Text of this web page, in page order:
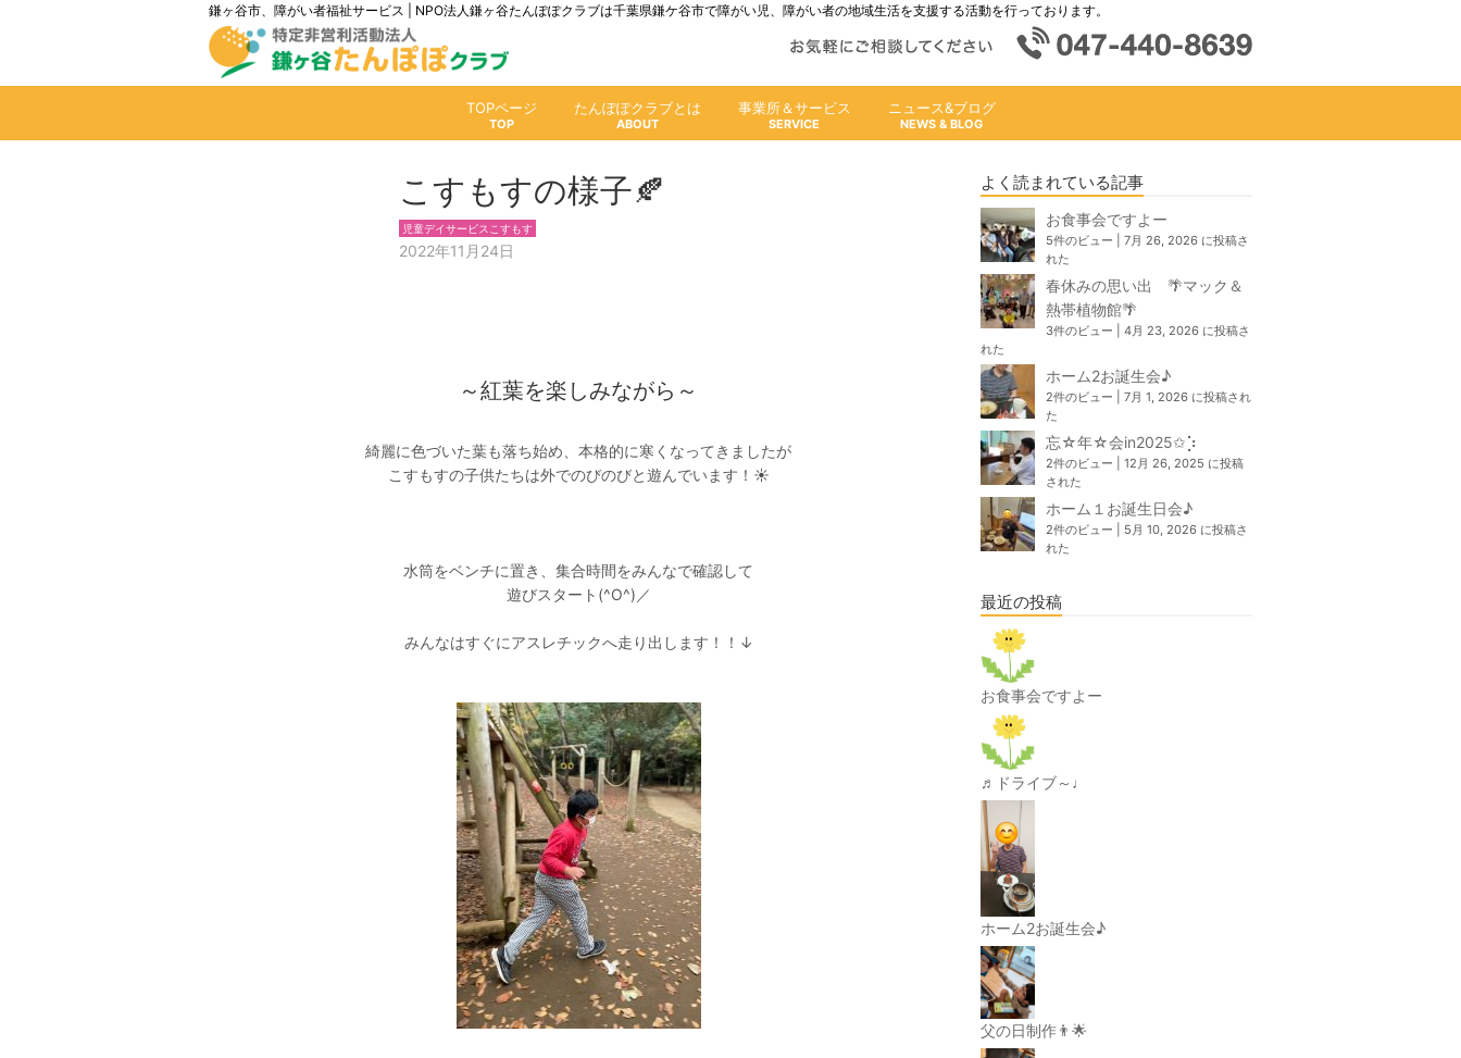
鎌ヶ谷市、障がい者福祉サービス | NPO法人鎌ヶ谷たんぽぽクラブは千葉県鎌ケ谷市で障がい児、障がい者の地域生活を支援する活動を行っております。
TOPページ たんぽぽクラブとは 事業所＆サービス ニュース&ブログ
こすもすの様子🍂
児童デイサービスこすもす
2022年11月24日
～紅葉を楽しみながら～
綺麗に色づいた葉も落ち始め、本格的に寒くなってきましたが
こすもすの子供たちは外でのびのびと遊んでいます！☀
水筒をベンチに置き、集合時間をみんなで確認して
遊びスタート(^O^)／
みんなはすぐにアスレチックへ走り出します！！↓
よく読まれている記事
お食事会ですよー
5件のビュー
7月 26, 2026 に投稿さ
れた
春休みの思い出 🌴マック＆
熱帯植物館🌴
3件のビュー
4月 23, 2026 に投稿さ
れた
ホーム2お誕生会♪
2件のビュー
7月 1, 2026 に投稿され
た
忘☆年☆会in2025✩⡱
2件のビュー
12月 26, 2025 に投稿
された
ホーム１お誕生日会♪
2件のビュー
5月 10, 2026 に投稿さ
れた
最近の投稿
お食事会ですよー
♬ドライブ～♩
ホーム2お誕生会♪
父の日制作👨🌟